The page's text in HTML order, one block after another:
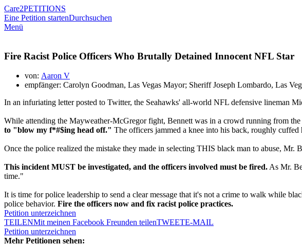
Care2PETITIONS
Eine Petition startenDurchsuchen
Menü
Fire Racist Police Officers Who Brutally Detained Innocent NFL Star
von: Aaron V
empfänger: Carolyn Goodman, Las Vegas Mayor; Sheriff Joseph Lombardo, Las
In an infuriating letter posted to Twitter, the Seahawks' all-world NFL defensive lineman
While attending the Mayweather-McGregor fight, Bennett was in a crowd running from the
to "blow my f*#$ing head off." The officers jammed a knee into his back, roughly
Once the police realized the mistake they made in selecting THIS black man to abuse, Mr.
This incident MUST be investigated, and the officers involved must be fired.As Mr.
time."
It is time for police leadership to send a clear message that it's not a crime to walk while
police behavior. Fire the officers now and fix racist police practices.
Petition unterzeichnen
TEILENMit meinen Facebook Freunden teilenTWEETE-MAIL
Petition unterzeichnen
Mehr Petitionen sehen: